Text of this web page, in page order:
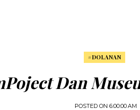
#DOLANAN
Dan
POSTED ON 6:00:00 AM